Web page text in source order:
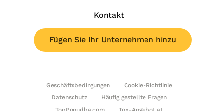
Kontakt
Fügen Sie Ihr Unternehmen hinzu
Geschäftsbedingungen
Cookie-Richtlinie
Datenschutz
Häufig gestellte Fragen